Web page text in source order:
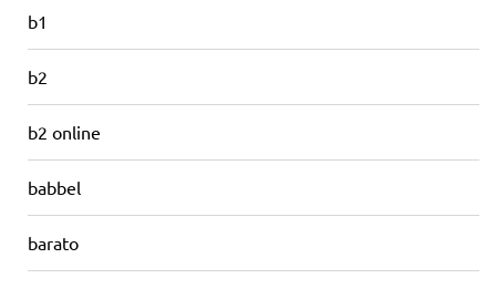
b1
b2
b2 online
babbel
barato